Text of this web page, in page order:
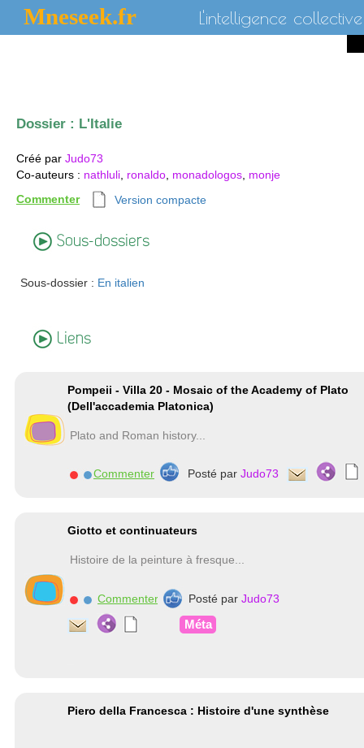
Mneseek.fr L'intelligence collective
Dossier : L'Italie
Créé par Judo73
Co-auteurs : nathluli ronaldo monadologos monje
Commenter
Version compacte
Sous-dossiers
Sous-dossier : En italien
Liens
Pompeii - Villa 20 - Mosaic of the Academy of Plato
(Dell'accademia Platonica)
Plato and Roman history...
Commenter Posté par Judo73
Giotto et continuateurs
Histoire de la peinture à fresque...
Commenter Posté par Judo73
Méta
Piero della Francesca : Histoire d'une synthèse